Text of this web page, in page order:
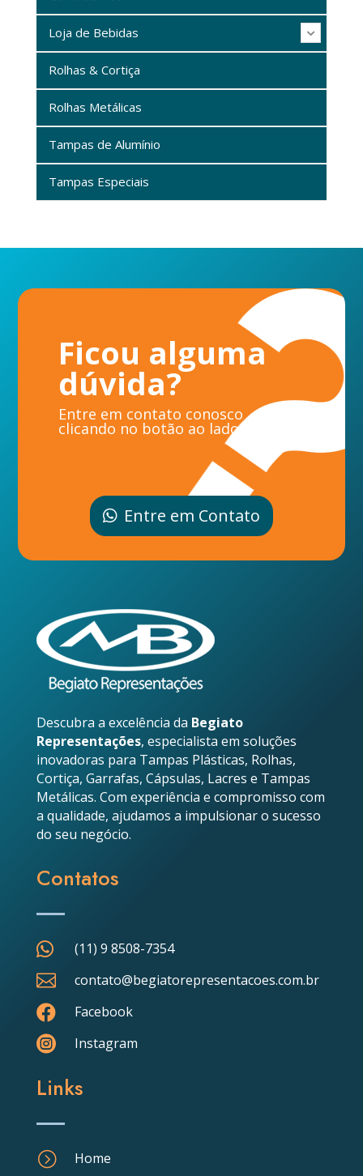
Loja de Bebidas
Rolhas & Cortiça
Rolhas Metálicas
Tampas de Alumínio
Tampas Especiais
Ficou alguma
dúvida?
Entre em contato conosco
clicando no botão ao lado.
Entre em Contato
Descubra a excelência da Begiato
Representações, especialista em soluções
inovadoras para Tampas Plásticas, Rolhas,
Cortiça, Garrafas, Cápsulas, Lacres e Tampas
Metálicas. Com experiência e compromisso com
a qualidade, ajudamos a impulsionar o sucesso
do seu negócio.
Contatos
 (11) 9 8508-7354
 contato@begiatorepresentacoes.com.br
 Facebook
 Instagram
Links
= Home